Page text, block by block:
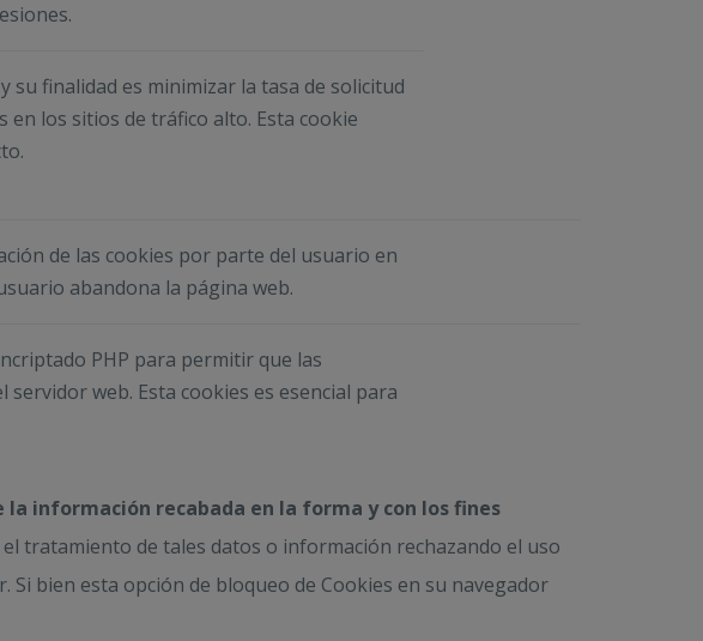
su finalidad es minimizar la tasa de solicitud
en los sitios de tráfico alto. Esta cookie
de las cookies por parte del usuario en
abandona la página web.
PHP para permitir que las
servidor web. Esta cookies es esencial para
información recabada en la forma y con los fines
tratamiento de tales datos o información rechazando el uso
bien esta opción de bloqueo de Cookies en su navegador